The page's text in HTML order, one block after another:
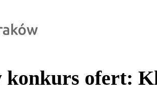
ofert: